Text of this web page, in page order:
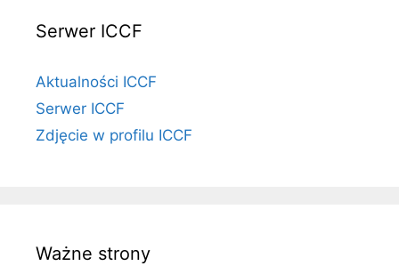
Serwer ICCF
Aktualności ICCF
Serwer ICCF
Zdjęcie w profilu ICCF
Ważne strony